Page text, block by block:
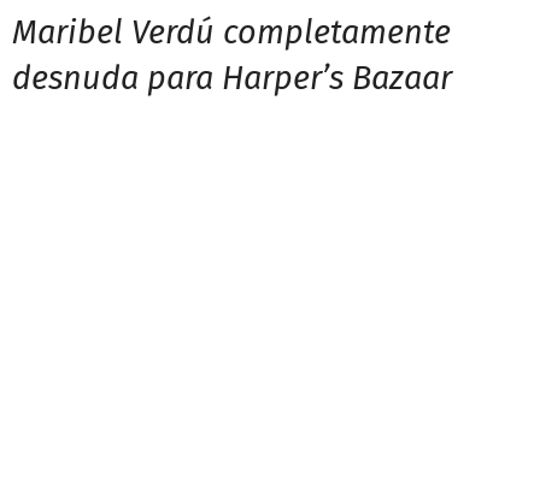
Maribel Verdú completamente
desnuda para Harper’s Bazaar